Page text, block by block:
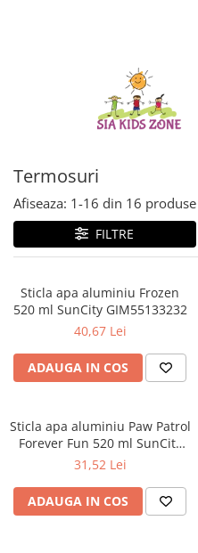
Ghiozdane scoala
Ghiozdane troler pentru scoala
Instrumente de scris si desenat
HUNTRIX K-POP
Accesorii Beauty
Prosop de baie
Patururi Baieti
Accesorii pentru petrecere
Umbrele
Termosuri
Afiseaza: 1-16 din 16 produse
FILTRE
Sticla apa aluminiu Frozen
520 ml SunCity GIM55133232
40,67 Lei
ADAUGA IN COS
Sticla apa aluminiu Paw Patrol
Forever Fun 520 ml SunCity
GIM55519232
31,52 Lei
ADAUGA IN COS